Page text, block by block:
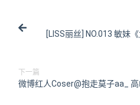
[LISS丽丝] NO.013 敏妹
下一篇
微博红人Coser@抱走莫子aa_